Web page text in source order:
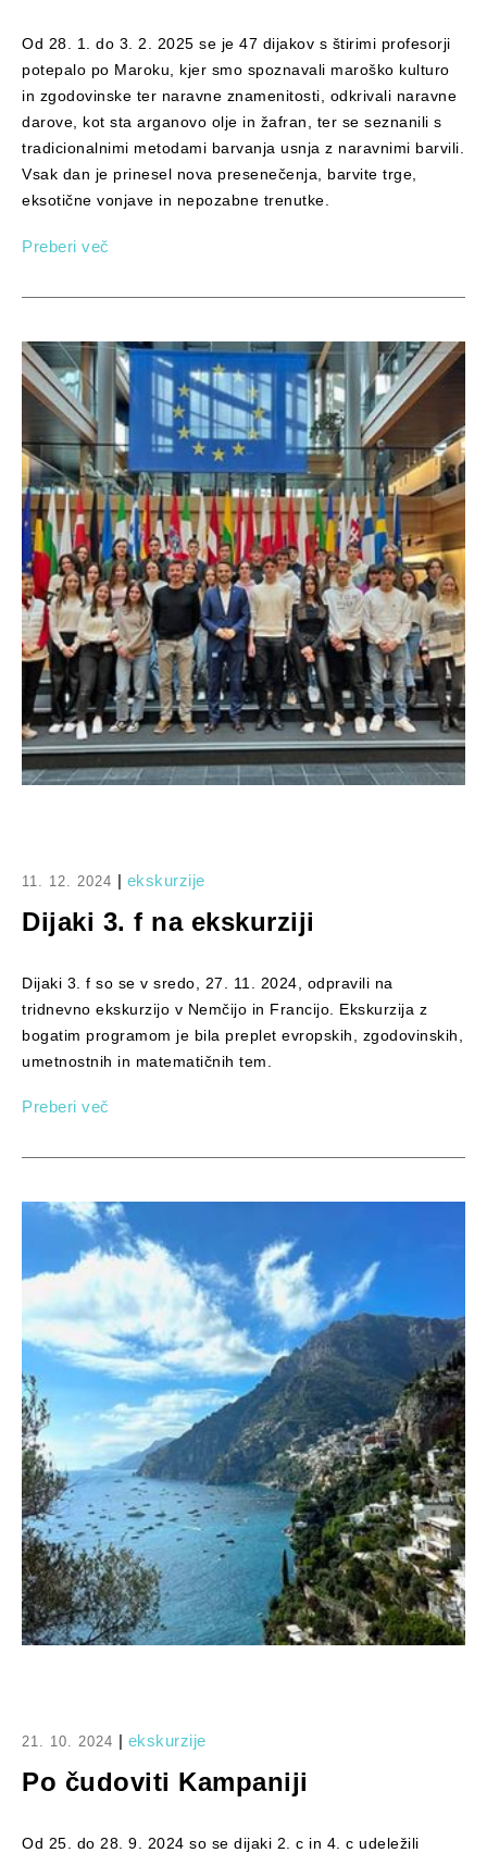
Od 28. 1. do 3. 2. 2025 se je 47 dijakov s štirimi profesorji
potepalo po Maroku, kjer smo spoznavali maroško kulturo
in zgodovinske ter naravne znamenitosti, odkrivali naravne
darove, kot sta arganovo olje in žafran, ter se seznanili s
tradicionalnimi metodami barvanja usnja z naravnimi barvili.
Vsak dan je prinesel nova presenečenja, barvite trge,
eksotične vonjave in nepozabne trenutke.
Preberi več
11. 12. 2024 | ekskurzije
Dijaki 3. f na ekskurziji
Dijaki 3. f so se v sredo, 27. 11. 2024, odpravili na
tridnevno ekskurzijo v Nemčijo in Francijo. Ekskurzija z
bogatim programom je bila preplet evropskih, zgodovinskih,
umetnostnih in matematičnih tem.
Preberi več
21. 10. 2024 | ekskurzije
Po čudoviti Kampaniji
Od 25. do 28. 9. 2024 so se dijaki 2. c in 4. c udeležili